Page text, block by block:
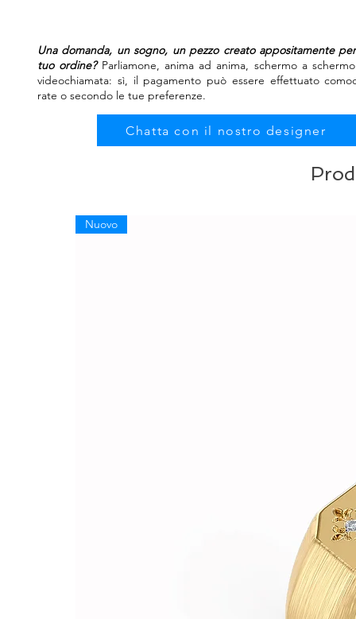
Una domanda, un sogno, un pezzo creato appositamente
tuo ordine?Parliamone, anima ad anima, schermo a
videochiamata: sì, il pagamento può essere effettuato
rate o secondo le tue preferenze.
Chatta con il nostro designer
Nuovo